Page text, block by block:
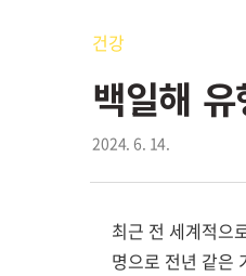
건강
백일해
2024. 6. 14.
최근 전 세계적으
명으로 전년 같은